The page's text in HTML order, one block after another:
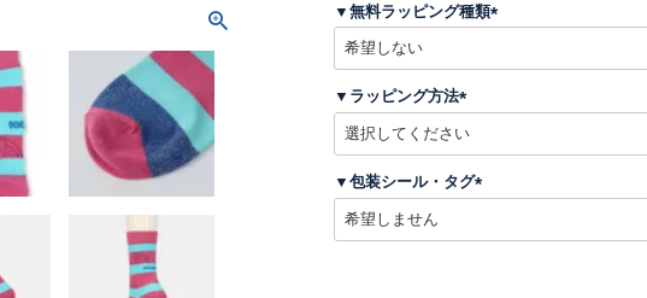
▼無料ラッピング種類
)
▼ラッピング方法
須
)
▼包装シール・タグ